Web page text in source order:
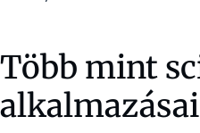
Több mint
alkalmazásai